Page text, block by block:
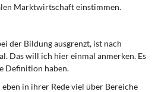
Marktwirtschaft einstimmen.
der Bildung ausgrenzt, ist nach
Das will ich hier einmal anmerken. Es
Definition haben.
in ihrer Rede viel über Bereiche